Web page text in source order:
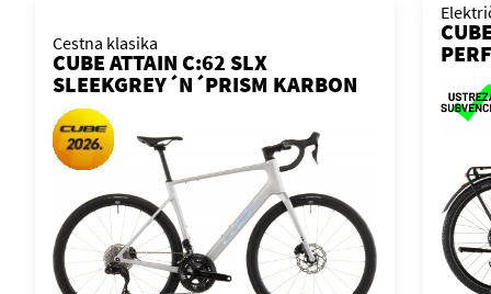
Cestna klasika
CUBE ATTAIN C:62 SLX
SLEEKGREY´N´PRISM KARBON
2026 KOLO